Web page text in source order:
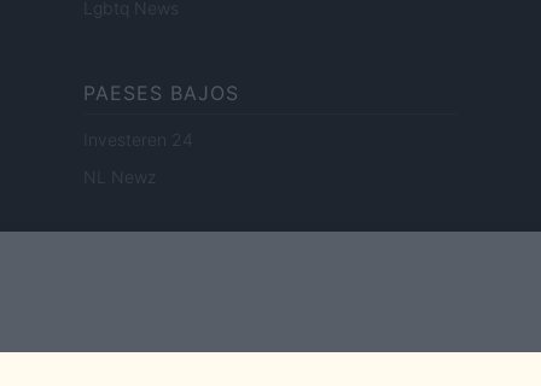
Lgbtq News
PAESES BAJOS
Investeren 24
NL Newz